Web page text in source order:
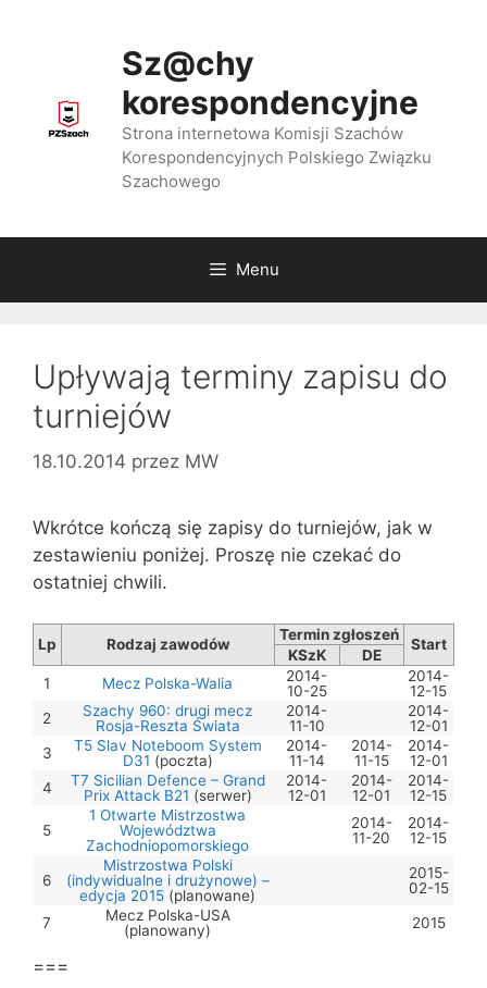
Sz@chy
korespondencyjne
Strona internetowa Komisji Szachów
Korespondencyjnych Polskiego Związku
Szachowego
Menu
Upływają terminy zapisu do
turniejów
18.10.2014 przez MW
Wkrótce kończą się zapisy do turniejów, jak w
zestawieniu poniżej. Proszę nie czekać do
ostatniej chwili.
Lp Rodzaj zawodów
Termin zgłoszeń
Start
KSzK
DE
1
Mecz Polska-Walia
2014-
10-25
2014-
12-15
2
Szachy 960: drugi mecz
Rosja-Reszta Świata
2014-
11-10
2014-
12-01
3
T5 Slav Noteboom System
D31 (poczta)
2014-
11-14
2014-
11-15
2014-
12-01
4
T7 Sicilian Defence – Grand
Prix Attack B21 (serwer)
2014-
12-01
2014-
12-01
2014-
12-15
5
1 Otwarte Mistrzostwa
Województwa
Zachodniopomorskiego
2014-
11-20
2014-
12-15
6
Mistrzostwa Polski
(indywidualne i drużynowe) –
edycja 2015 (planowane)
2015-
02-15
7
Mecz Polska-USA
(planowany)
2015
===